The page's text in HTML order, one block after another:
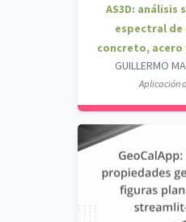
AS3D: análisis
espectral
concreto,
GUILLERMO
Aplicación